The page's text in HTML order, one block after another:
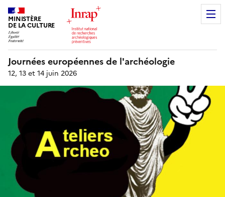
MINISTÈRE
DE LA CULTURE
Journées européennes de l'archéologie
12, 13 et 14 juin 2026